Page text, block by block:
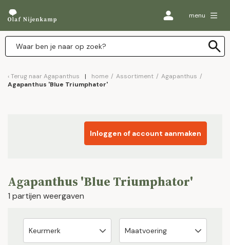
menu
Terug naar Agapanthus home / Assortiment / Agapanthus /
Agapanthus 'Blue Triumphator'
Inloggen of account aanmaken
Agapanthus 'Blue Triumphator'
1 partijen weergaven